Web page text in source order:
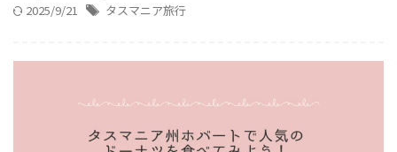
2025/9/21 タスマニア旅行